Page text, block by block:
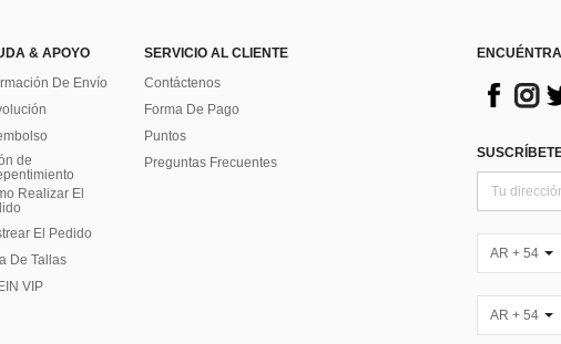
& APOYO
De Envío
de
Realizar El
El Pedido
De Tallas
VIP
SERVICIO AL CLIENTE
Contáctenos
Forma De Pago
Puntos
Preguntas Frecuentes
AR + 54
AR + 54